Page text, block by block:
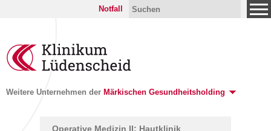
Notfall
Weitere Unternehmen der Märkischen Gesundheitsholding
Operative Medizin II: Hautklinik